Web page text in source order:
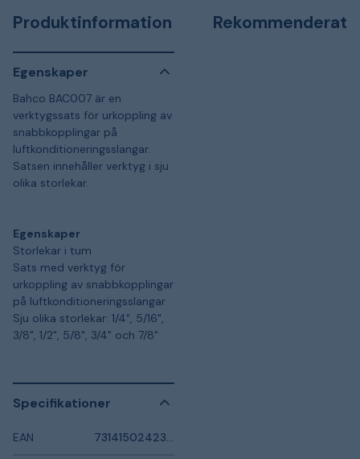
Produktinformation
Egenskaper
Bahco BAC007 är en
verktygssats för urkoppling av
snabbkopplingar på
luftkonditioneringsslangar.
Satsen innehåller verktyg i sju
olika storlekar.
Egenskaper
Storlekar i tum
Sats med verktyg för
urkoppling av snabbkopplingar
på luftkonditioneringsslangar
Sju olika storlekar: 1/4", 5/16",
3/8", 1/2", 5/8", 3/4" och 7/8"
Specifikationer
EAN 7314150242337
Rekommenderat